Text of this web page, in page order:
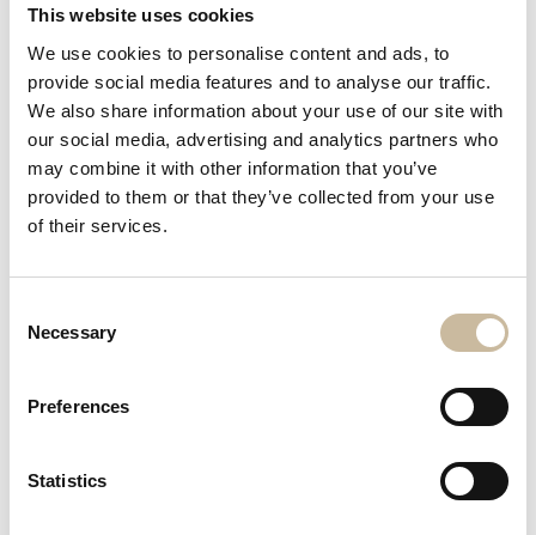
This website uses cookies
We use cookies to personalise content and ads, to
provide social media features and to analyse our traffic.
We also share information about your use of our site with
our social media, advertising and analytics partners who
may combine it with other information that you’ve
provided to them or that they’ve collected from your use
of their services.
Selection
Necessary
Preferences
Statistics
plafondbakje in de kleur van de pendel.
Inclusief montage beugel die tegen het
plafond gemonteerd kan worden.
Diameter : 10 cm Hoogte : 2 cm
Snoer:
een transparant PVC snoer. Standaard
Excl. lichtbron, 1 x E27 (grote fitting)